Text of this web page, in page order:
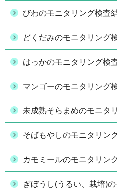
びわのモニタリング検査
どくだみのモニタリング
はっかのモニタリング検
マンゴーのモニタリング
未成熟そらまめのモニタ
そばもやしのモニタリン
カモミールのモニタリン
ぎぼうし(うるい、栽培)